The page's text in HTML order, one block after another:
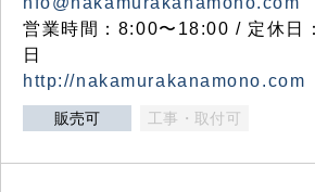
営業時間：8:00〜18:00 / 定休日
日
http://nakamurakanamono.com
販売可 工事・取付可